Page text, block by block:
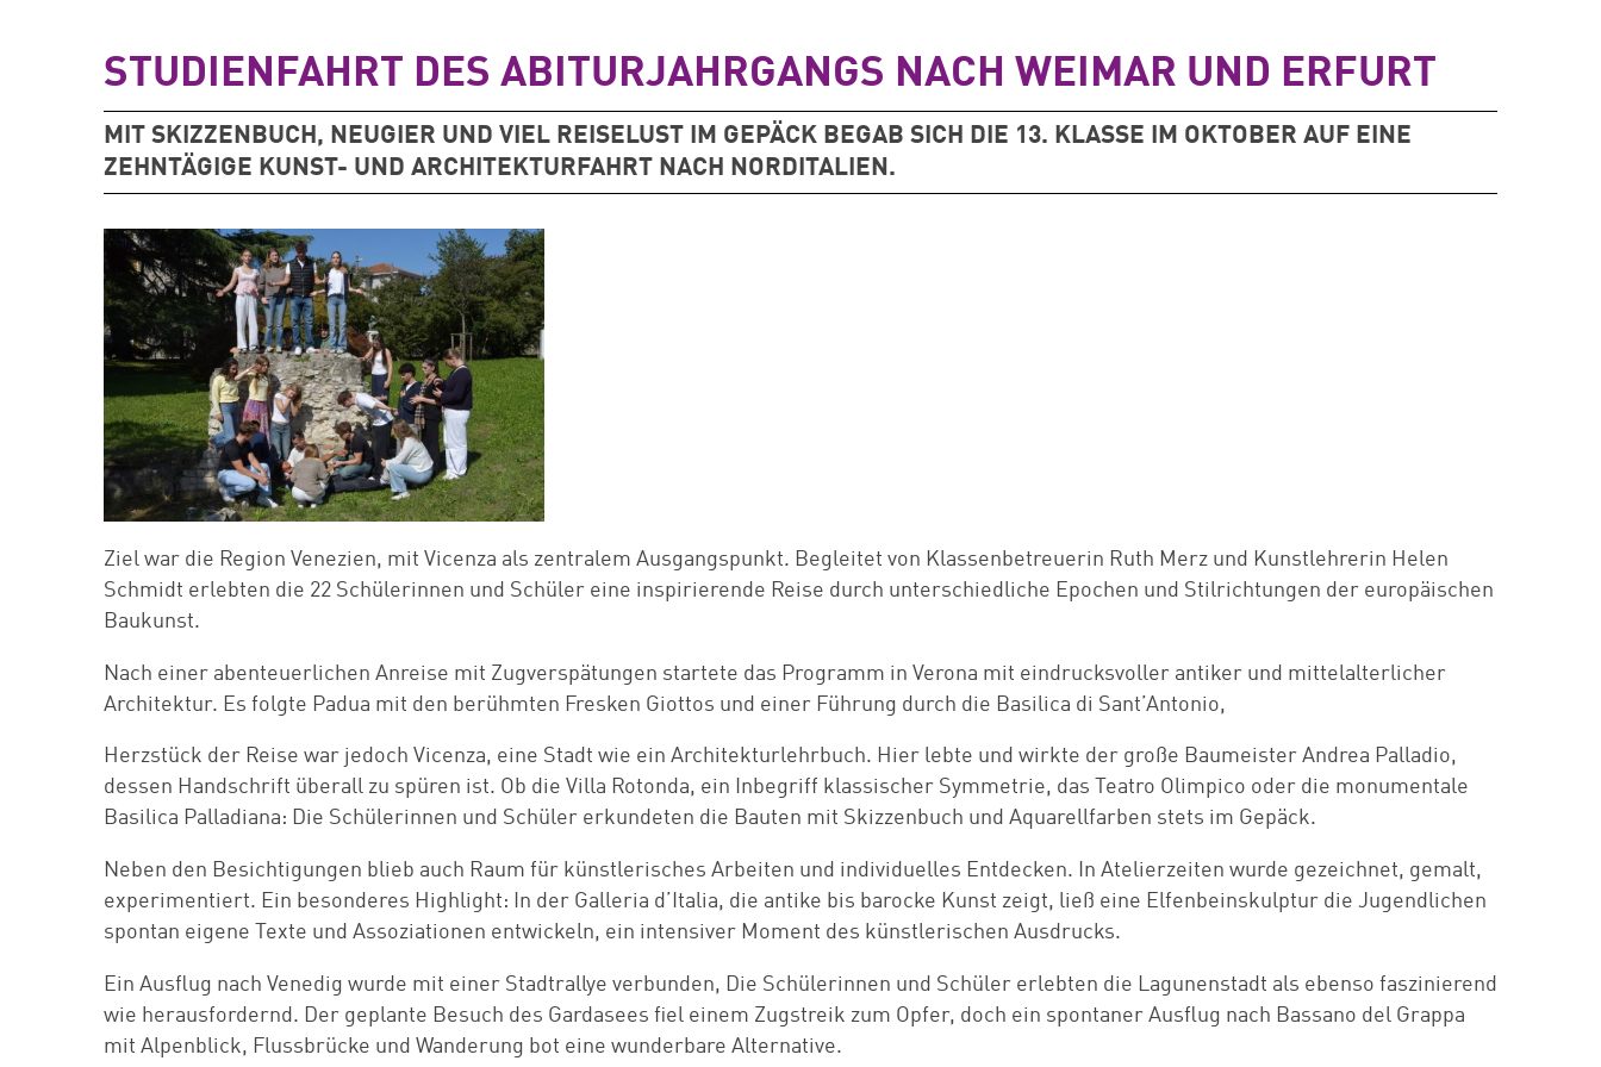
STUDIENFAHRT DES ABITURJAHRGANGS NACH WEIMAR UND ERFURT
MIT SKIZZENBUCH, NEUGIER UND VIEL REISELUST IM GEPÄCK BEGAB SICH DIE 13. KLASSE IM OKTOBER AUF EINE
ZEHNTÄGIGE KUNST- UND ARCHITEKTURFAHRT NACH NORDITALIEN.
Ziel war die Region Venezien, mit Vicenza als zentralem Ausgangspunkt. Begleitet von Klassenbetreuerin Ruth Merz und Kunstlehrerin Helen
Schmidt erlebten die 22 Schülerinnen und Schüler eine inspirierende Reise durch unterschiedliche Epochen und Stilrichtungen der europäischen
Baukunst.
Nach einer abenteuerlichen Anreise mit Zugverspätungen startete das Programm in Verona mit eindrucksvoller antiker und mittelalterlicher
Architektur. Es folgte Padua mit den berühmten Fresken Giottos und einer Führung durch die Basilica di Sant’Antonio,
Herzstück der Reise war jedoch Vicenza, eine Stadt wie ein Architekturlehrbuch. Hier lebte und wirkte der große Baumeister Andrea Palladio,
dessen Handschrift überall zu spüren ist. Ob die Villa Rotonda, ein Inbegriff klassischer Symmetrie, das Teatro Olimpico oder die monumentale
Basilica Palladiana: Die Schülerinnen und Schüler erkundeten die Bauten mit Skizzenbuch und Aquarellfarben stets im Gepäck.
Neben den Besichtigungen blieb auch Raum für künstlerisches Arbeiten und individuelles Entdecken. In Atelierzeiten wurde gezeichnet, gemalt,
experimentiert. Ein besonderes Highlight: In der Galleria d’Italia, die antike bis barocke Kunst zeigt, ließ eine Elfenbeinskulptur die Jugendlichen
spontan eigene Texte und Assoziationen entwickeln, ein intensiver Moment des künstlerischen Ausdrucks.
Ein Ausflug nach Venedig wurde mit einer Stadtrallye verbunden, Die Schülerinnen und Schüler erlebten die Lagunenstadt als ebenso faszinierend
wie herausfordernd. Der geplante Besuch des Gardasees fiel einem Zugstreik zum Opfer, doch ein spontaner Ausflug nach Bassano del Grappa
mit Alpenblick, Flussbrücke und Wanderung bot eine wunderbare Alternative.